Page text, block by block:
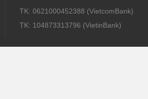
TK: 0621000452388 (VietcomBank)
TK: 104873313796 (VietinBank)